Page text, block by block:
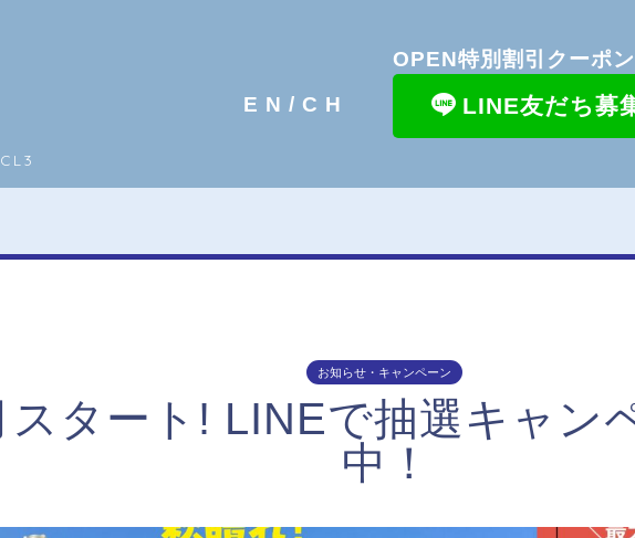
EN/ CH
OPEN特別割引クーポ
LINE友だち募
お知らせ・キャンペーン
スタート! LINEで抽選キャン
中！